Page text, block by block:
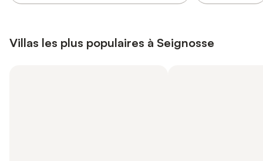
Villas les plus populaires à Seignosse